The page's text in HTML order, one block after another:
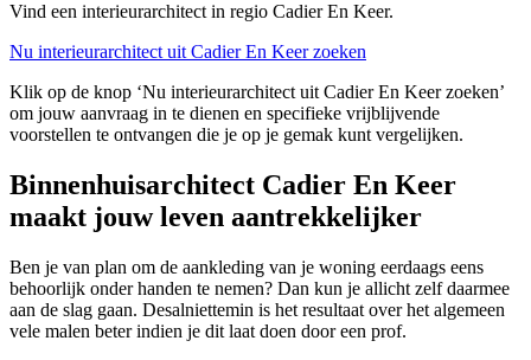
Vind een interieurarchitect in regio Cadier En Keer.
Nu interieurarchitect uit Cadier En Keer zoeken
Klik op de knop ‘Nu interieurarchitect uit Cadier En Keer zoeken’
om jouw aanvraag in te dienen en specifieke vrijblijvende
voorstellen te ontvangen die je op je gemak kunt vergelijken.
Binnenhuisarchitect Cadier En Keer
maakt jouw leven aantrekkelijker
Ben je van plan om de aankleding van je woning eerdaags eens
behoorlijk onder handen te nemen? Dan kun je allicht zelf daarmee
aan de slag gaan. Desalniettemin is het resultaat over het algemeen
vele malen beter indien je dit laat doen door een prof.